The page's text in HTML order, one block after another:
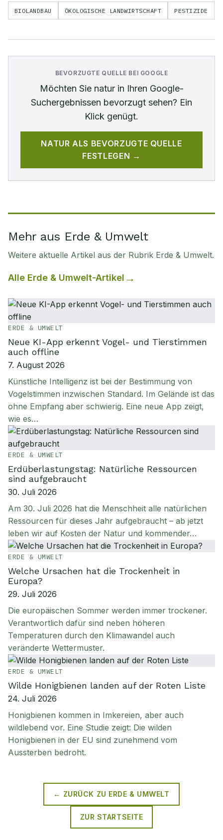
BIOLANDBAU ÖKOLOGISCHE LANDWIRTSCHAFT PESTIZIDE
BEVORZUGTE QUELLE BEI GOOGLE
Möchten Sie naturin Ihren Google-
Suchergebnissen bevorzugt sehen? Ein
Klick genügt.
NATUR ALS BEVORZUGTE QUELLE
FESTLEGEN →
Mehr aus Erde & Umwelt
Weitere aktuelle Artikel aus der Rubrik Erde & Umwelt.
Alle Erde & Umwelt-Artikel
ERDE & UMWELT
Neue KI-App erkennt Vogel- und Tierstimmen
auch offline
7. August 2026
Künstliche Intelligenz ist bei der Bestimmung von
Vogelstimmen inzwischen Standard. Im Gelände ist das
ohne Empfang aber schwierig. Eine neue App zeigt,
wie es…
ERDE & UMWELT
Erdüberlastungstag: Natürliche Ressourcen
sind aufgebraucht
30. Juli 2026
Am 30. Juli 2026 hat die Menschheit alle natürlichen
Ressourcen für dieses Jahr aufgebraucht – ab jetzt
leben wir auf Kosten der Natur und kommender…
ERDE & UMWELT
Welche Ursachen hat die Trockenheit in
Europa?
29. Juli 2026
Die europäischen Sommer werden immer trockener.
Verantwortlich dafür sind neben höheren
Temperaturen durch den Klimawandel auch
veränderte Wettermuster.
ERDE & UMWELT
Wilde Honigbienen landen auf der Roten Liste
24. Juli 2026
Honigbienen kommen in Imkereien, aber auch
wildlebend vor. Eine Studie zeigt: Die wilden
Honigbienen in der EU sind zunehmend vom
Aussterben bedroht.
← ZURÜCK ZU ERDE & UMWELT
ZUR STARTSEITE